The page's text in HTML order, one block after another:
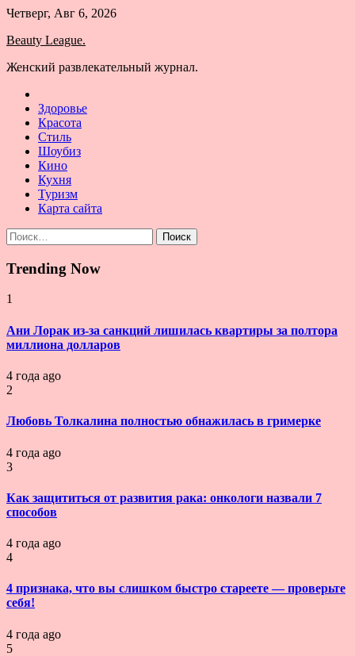
Skip
content
Четверг, Авг 6, 2026
Beauty League.
Женский развлекательный журнал.
Здоровье
Красота
Стиль
Шоубиз
Кино
Кухня
Туризм
Карта сайта
Найти:
Trending Now
1
Ани Лорак из-за санкций лишилась квартиры за полтора
миллиона долларов
4 года ago
2
Любовь Толкалина полностью обнажилась в гримерке
4 года ago
3
Как защититься от развития рака: онкологи назвали 7
способов
4 года ago
4
4 признака, что вы слишком быстро стареете — проверьте
себя!
4 года ago
5